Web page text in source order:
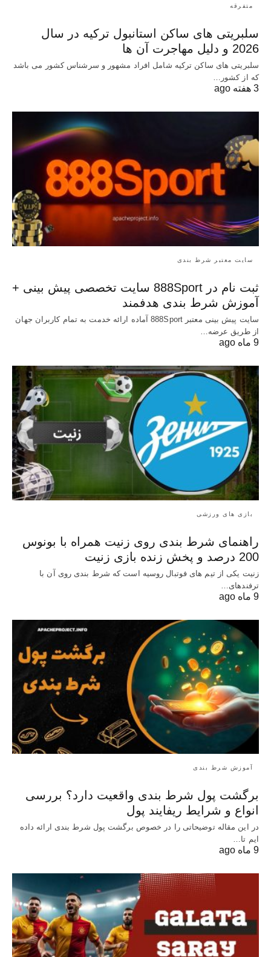
متفرقه
سلبریتی های ساکن استانبول ترکیه در سال
2026 و دلیل مهاجرت آن ها
سلبریتی های ساکن ترکیه شامل افراد مشهور و سرشناس کشور می باشد
که از کشور…
3 هفته ago
سایت معتبر شرط بندی
ثبت نام در 888Sport سایت تخصصی پیش بینی +
آموزش شرط بندی هدفمند
سایت پیش بینی معتبر 888Sport آماده ارائه خدمت به تمام کاربران جهان
از طریق عرضه…
9 ماه ago
بازی های ورزشی
راهنمای شرط بندی روی زنیت همراه با بونوس
200 درصد و پخش زنده بازی زنیت
زنیت یکی از تیم های فوتبال روسیه است که شرط بندی روی آن با
ترفندهای…
9 ماه ago
آموزش شرط بندی
برگشت پول شرط بندی واقعیت دارد؟ بررسی
انواع و شرایط ریفایند پول
در این مقاله توضیحاتی را در خصوص برگشت پول شرط بندی ارائه داده
ایم تا…
9 ماه ago